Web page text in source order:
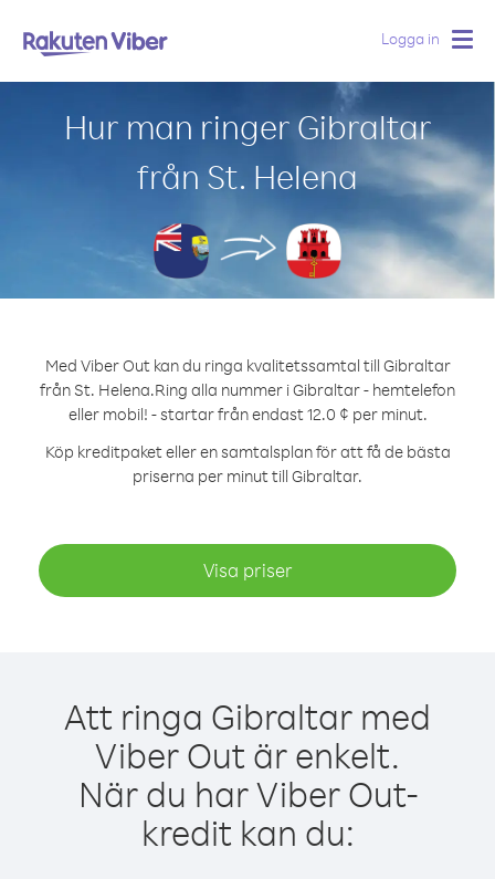
Logga in
Hur man ringer Gibraltar
från St. Helena
Med Viber Out kan du ringa kvalitetssamtal till Gibraltar
från St. Helena.Ring alla nummer i Gibraltar - hemtelefon
eller mobil! - startar från endast 12.0 ¢ per minut.
Köp kreditpaket eller en samtalsplan för att få de bästa
priserna per minut till Gibraltar.
Visa priser
Att ringa Gibraltar med
Viber Out är enkelt.
När du har Viber Out-
kredit kan du: